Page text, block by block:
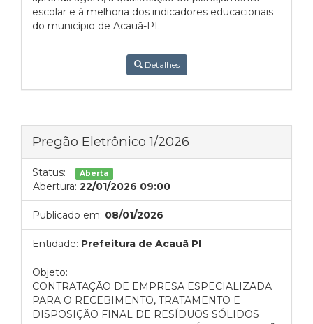
escolar e à melhoria dos indicadores educacionais
do município de Acauã-PI.
Detalhes
Pregão Eletrônico 1/2026
Status: Aberta
Abertura: 22/01/2026 09:00
Publicado em: 08/01/2026
Entidade: Prefeitura de Acauã PI
Objeto:
CONTRATAÇÃO DE EMPRESA ESPECIALIZADA
PARA O RECEBIMENTO, TRATAMENTO E
DISPOSIÇÃO FINAL DE RESÍDUOS SÓLIDOS